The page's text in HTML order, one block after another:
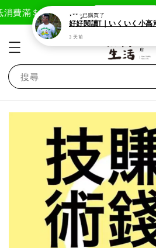
費滿＄1800免運費 現在去購物！
搜尋
⋆** ༘已購買了
3 天前